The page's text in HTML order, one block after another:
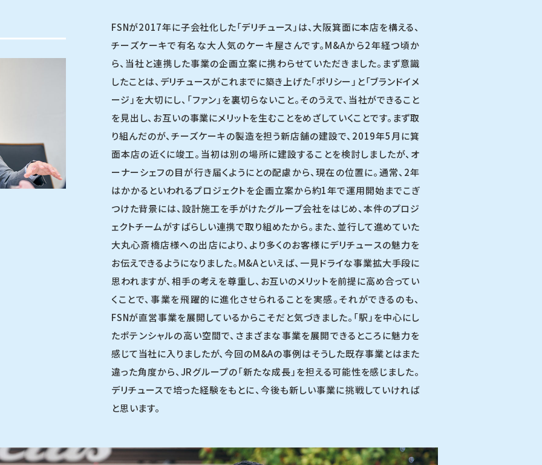
FSNが2017年に子会社化した「デリチュース」は、大阪箕面に本店を構える、
チーズケーキで有名な大人気のケーキ屋さんです。M&Aから2年経つ頃か
ら、当社と連携した事業の企画立案に携わらせていただきました。まず意識
したことは、デリチュースがこれまでに築き上げた「ポリシー」と「ブランドイメ
ージ」を大切にし、「ファン」を裏切らないこと。そのうえで、当社ができること
を見出し、お互いの事業にメリットを生むことをめざしていくことです。まず取
り組んだのが、チーズケーキの製造を担う新店舗の建設で、2019年5月に箕
面本店の近くに竣工。当初は別の場所に建設することを検討しましたが、オ
ーナーシェフの目が行き届くようにとの配慮から、現在の位置に。通常、2年
はかかるといわれるプロジェクトを企画立案から約1年で運用開始までこぎ
つけた背景には、設計施工を手がけたグループ会社をはじめ、本件のプロジ
ェクトチームがすばらしい連携で取り組めたから。また、並行して進めていた
大丸心斎橋店様への出店により、より多くのお客様にデリチュースの魅力を
お伝えできるようになりました。M&Aといえば、一見ドライな事業拡大手段に
思われますが、相手の考えを尊重し、お互いのメリットを前提に高め合ってい
くことで、事業を飛躍的に進化させられることを実感。それができるのも、
FSNが直営事業を展開しているからこそだと気づきました。「駅」を中心にし
たポテンシャルの高い空間で、さまざまな事業を展開できるところに魅力を
感じて当社に入りましたが、今回のM&Aの事例はそうした既存事業とはまた
違った角度から、JRグループの「新たな成長」を担える可能性を感じました。
デリチュースで培った経験をもとに、今後も新しい事業に挑戦していければ
と思います。